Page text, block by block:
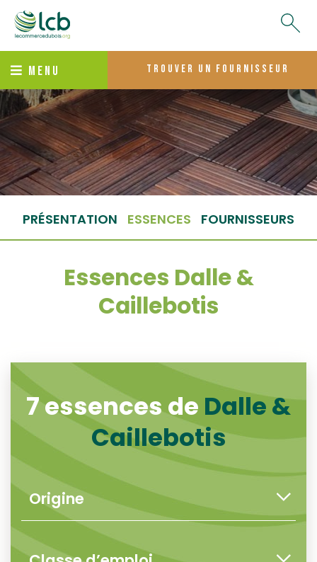
MENU trouver un fournisseur
PRÉSENTATION ESSENCES FOURNISSEURS
Essences Dalle &
Caillebotis
7 essences de Dalle &
Caillebotis